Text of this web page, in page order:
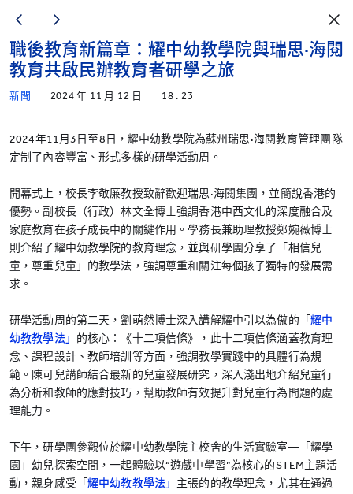
職後教育新篇章：耀中幼教學院與瑞思·海閱
教育共啟民辦教育者研學之旅
新聞 2024 年 11 月 12 日 18 : 23
2024年11月3日至8日，耀中幼教學院為蘇州瑞思·海閱教育管理團隊
定制了內容豐富、形式多樣的研學活動周。
開幕式上，校長李敬廉教授致辭歡迎瑞思·海閱集團，並簡說香港的
優勢。副校長（行政）林文全博士強調香港中西文化的深度融合及
家庭教育在孩子成長中的關鍵作用。學務長兼助理教授鄭婉薇博士
則介紹了耀中幼教學院的教育理念，並與研學團分享了「相信兒
童，尊重兒童」的教學法，強調尊重和關注每個孩子獨特的發展需
求。
研學活動周的第二天，劉萌然博士深入講解耀中引以為傲的「耀中
幼教教學法」 的核心：《十二項信條》，此十二項信條涵蓋教育理
念、課程設計、教師培訓等方面，強調教學實踐中的具體行為規
範。陳可兒講師結合最新的兒童發展研究，深入淺出地介紹兒童行
為分析和教師的應對技巧，幫助教師有效提升對兒童行為問題的處
理能力。
下午，研學團參觀位於耀中幼教學院主校舍的生活實驗室—「耀學
園」幼兒探索空間，一起體驗以“遊戲中學習”為核心的STEM主題活
動，親身感受「耀中幼教教學法」 主張的的教學理念，尤其在通過